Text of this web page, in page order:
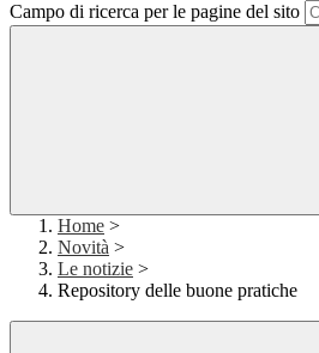
Campo di ricerca per le pagine del sito
Home >
Novità >
Le notizie >
Repository delle buone pratiche